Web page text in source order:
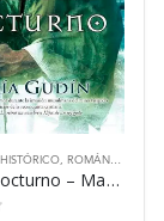
HISTÓRICO ROMÁNTICO
El astro nocturno – María Gudín